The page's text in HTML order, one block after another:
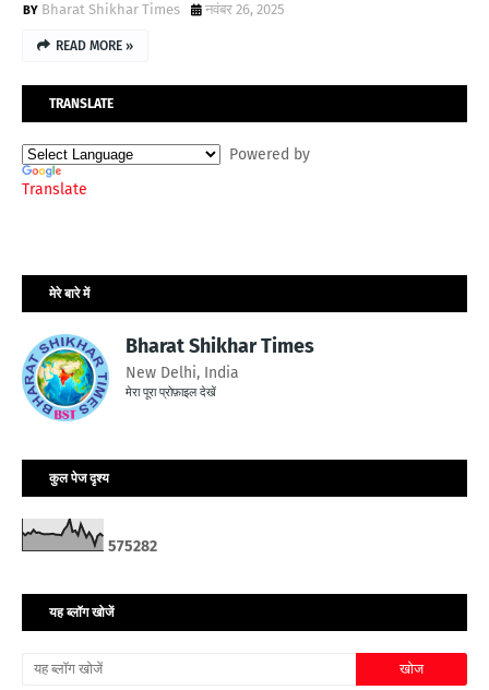
Bharat Shikhar Times
नवंबर 26, 2025
READ MORE »
TRANSLATE
Powered by
Translate
मेरे बारे में
Bharat Shikhar Times
New Delhi, India
मेरा पूरा प्रोफ़ाइल देखें
कुल पेज दृश्य
575282
यह ब्लॉग खोजें